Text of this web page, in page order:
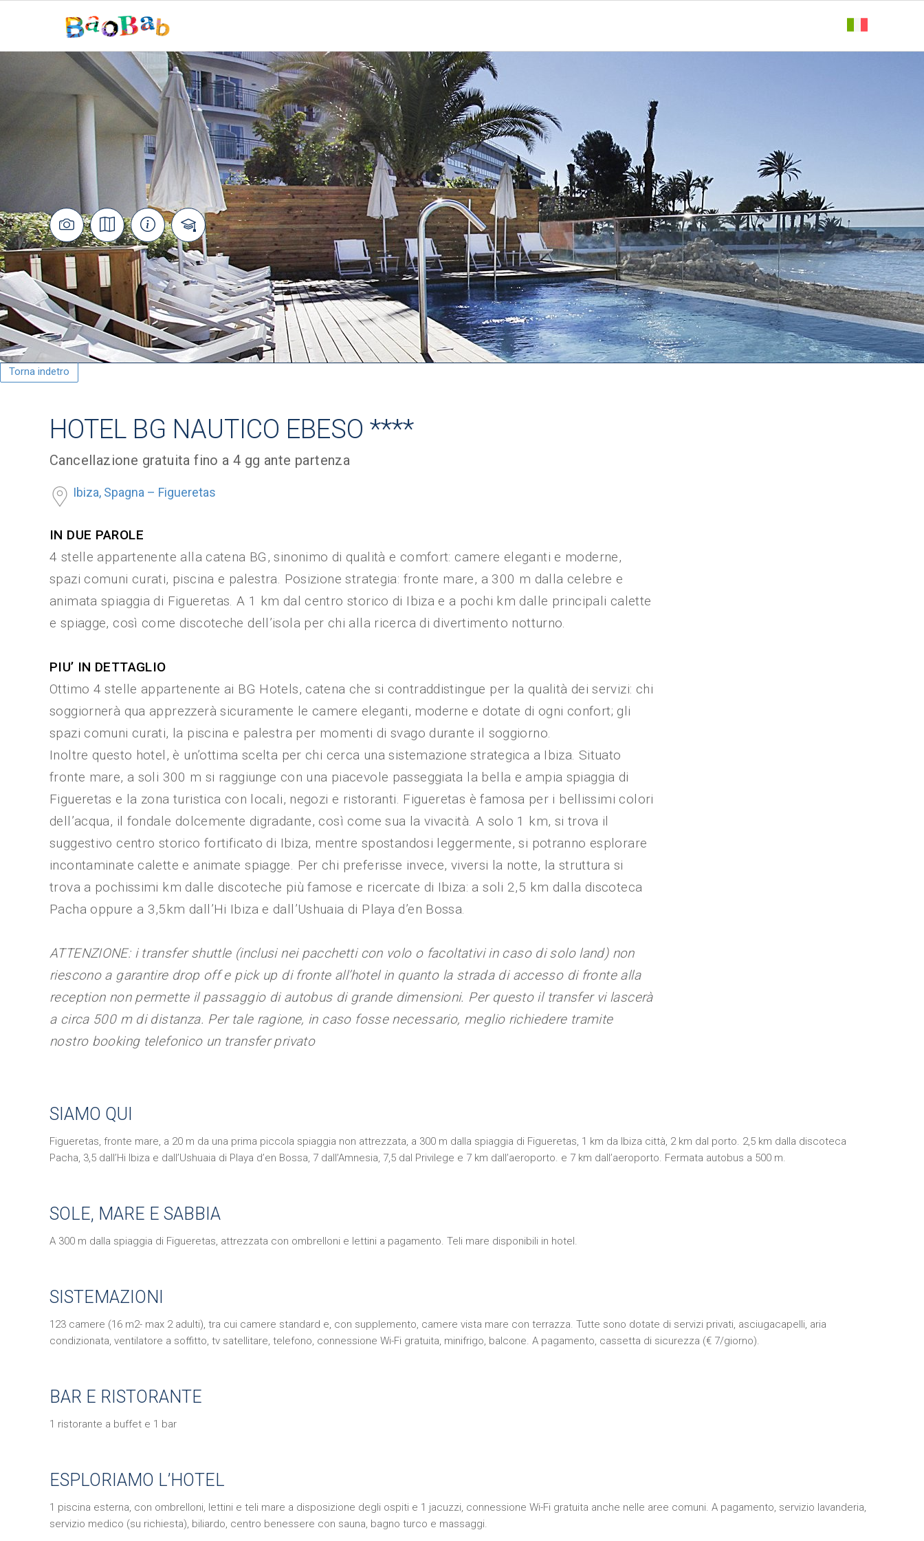
Torna indetro
HOTEL BG NAUTICO EBESO ****
Cancellazione gratuita fino a 4 gg ante partenza
Ibiza, Spagna – Figueretas
IN DUE PAROLE
4 stelle appartenente alla catena BG, sinonimo di qualità e comfort: camere eleganti e moderne,
spazi comuni curati, piscina e palestra. Posizione strategia: fronte mare, a 300 m dalla celebre e
animata spiaggia di Figueretas. A 1 km dal centro storico di Ibiza e a pochi km dalle principali calette
e spiagge, così come discoteche dell’isola per chi alla ricerca di divertimento notturno.
PIU’ IN DETTAGLIO
Ottimo 4 stelle appartenente ai BG Hotels, catena che si contraddistingue per la qualità dei servizi: chi
soggiornerà qua apprezzerà sicuramente le camere eleganti, moderne e dotate di ogni confort; gli
spazi comuni curati, la piscina e palestra per momenti di svago durante il soggiorno.
Inoltre questo hotel, è un’ottima scelta per chi cerca una sistemazione strategica a Ibiza. Situato
fronte mare, a soli 300 m si raggiunge con una piacevole passeggiata la bella e ampia spiaggia di
Figueretas e la zona turistica con locali, negozi e ristoranti. Figueretas è famosa per i bellissimi colori
dell’acqua, il fondale dolcemente digradante, così come sua la vivacità. A solo 1 km, si trova il
suggestivo centro storico fortificato di Ibiza, mentre spostandosi leggermente, si potranno esplorare
incontaminate calette e animate spiagge. Per chi preferisse invece, viversi la notte, la struttura si
trova a pochissimi km dalle discoteche più famose e ricercate di Ibiza: a soli 2,5 km dalla discoteca
Pacha oppure a 3,5km dall’Hi Ibiza e dall’Ushuaia di Playa d’en Bossa.
ATTENZIONE: i transfer shuttle (inclusi nei pacchetti con volo o facoltativi in caso di solo land) non
riescono a garantire drop off e pick up di fronte all’hotel in quanto la strada di accesso di fronte alla
reception non permette il passaggio di autobus di grande dimensioni. Per questo il transfer vi lascerà
a circa 500 m di distanza. Per tale ragione, in caso fosse necessario, meglio richiedere tramite
nostro booking telefonico un transfer privato
SIAMO QUI
Figueretas, fronte mare, a 20 m da una prima piccola spiaggia non attrezzata, a 300 m dalla spiaggia di Figueretas, 1 km da Ibiza città, 2 km dal porto. 2,5 km dalla discoteca
Pacha, 3,5 dall’Hi Ibiza e dall’Ushuaia di Playa d’en Bossa, 7 dall’Amnesia, 7,5 dal Privilege e 7 km dall’aeroporto. e 7 km dall’aeroporto. Fermata autobus a 500 m.
SOLE, MARE E SABBIA
A 300 m dalla spiaggia di Figueretas, attrezzata con ombrelloni e lettini a pagamento. Teli mare disponibili in hotel.
SISTEMAZIONI
123 camere (16 m2- max 2 adulti), tra cui camere standard e, con supplemento, camere vista mare con terrazza. Tutte sono dotate di servizi privati, asciugacapelli, aria
condizionata, ventilatore a soffitto, tv satellitare, telefono, connessione Wi-Fi gratuita, minifrigo, balcone. A pagamento, cassetta di sicurezza (€ 7/giorno).
BAR E RISTORANTE
1 ristorante a buffet e 1 bar
ESPLORIAMO L’HOTEL
1 piscina esterna, con ombrelloni, lettini e teli mare a disposizione degli ospiti e 1 jacuzzi, connessione Wi-Fi gratuita anche nelle aree comuni. A pagamento, servizio lavanderia,
servizio medico (su richiesta), biliardo, centro benessere con sauna, bagno turco e massaggi.